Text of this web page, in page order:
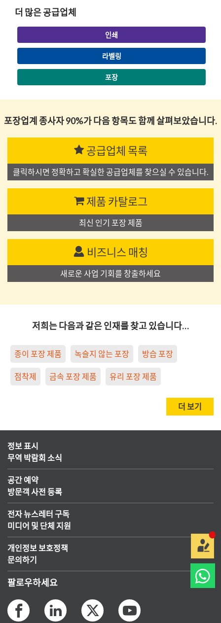
더 많은 공급업체
인쇄
라벨링
포장
포장업계 종사자 90%가 다음 항목도 함께 살펴보았습니다.
공급업체 목록
클릭하시면 정확하고 확실한 공급업체를 찾으실 수 있습니다.
제품 카탈로그
최신 인기 포장 제품
비즈니스 매칭
새로운 사업 기회를 창출하세요
저희는 다음과 같은 인재를 찾고 있습니다…
종이 포장 제품 녹슬지 않는 포장 방습 포장
점착제 금속 포장 제품 유리 포장 제품
더 보기
정보 표시
무역 박람회 소식
공간 예약
방문객 사전 등록
전자 뉴스레터 구독
미디어 및 단체 지원
개인정보 보호정책
문의하기
팔로우하세요